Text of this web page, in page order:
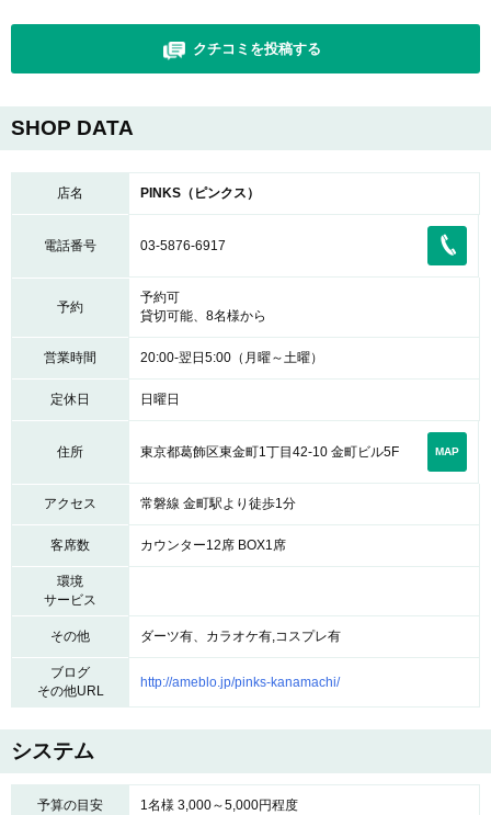
クチコミを投稿する
SHOP DATA
店名 PINKS（ピンクス）
電話番号 03-5876-6917
予約
予約可
貸切可能、8名様から
営業時間 20:00-翌日5:00（月曜～土曜）
定休日 日曜日
住所 東京都葛飾区東金町1丁目42-10 金町ビル5F MAP
アクセス 常磐線 金町駅より徒歩1分
客席数 カウンター12席 BOX1席
環境
サービス
その他 ダーツ有、カラオケ有,コスプレ有
ブログ
その他URL
http://ameblo.jp/pinks-kanamachi/
システム
予算の目安 1名様 3,000～5,000円程度